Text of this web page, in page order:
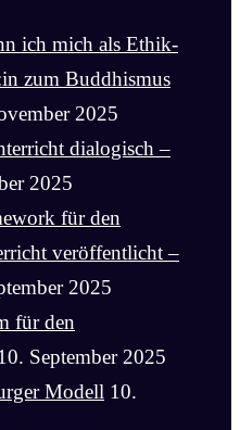
ich mich als Ethik-
zum Buddhismus
2025
dialogisch –
2025
für den
veröffentlicht –
2025
für den
September 2025
Modell 10.